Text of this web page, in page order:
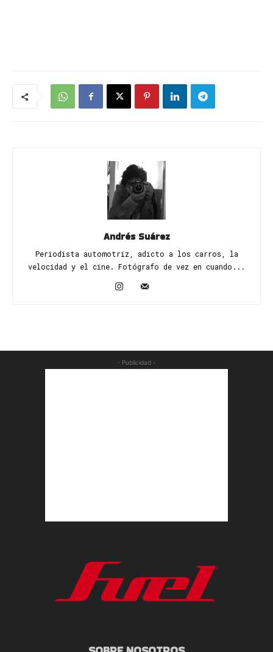
Andrés Suárez
Periodista automotriz, adicto a los carros, la
velocidad y el cine. Fotógrafo de vez en cuando...
- Publicidad -